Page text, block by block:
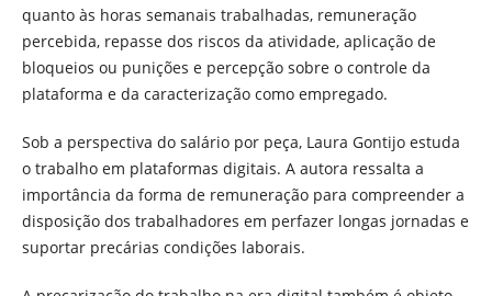
quanto às horas semanais trabalhadas, remuneração
percebida, repasse dos riscos da atividade, aplicação de
bloqueios ou punições e percepção sobre o controle da
plataforma e da caracterização como empregado.
Sob a perspectiva do salário por peça, Laura Gontijo estuda
o trabalho em plataformas digitais. A autora ressalta a
importância da forma de remuneração para compreender a
disposição dos trabalhadores em perfazer longas jornadas e
suportar precárias condições laborais.